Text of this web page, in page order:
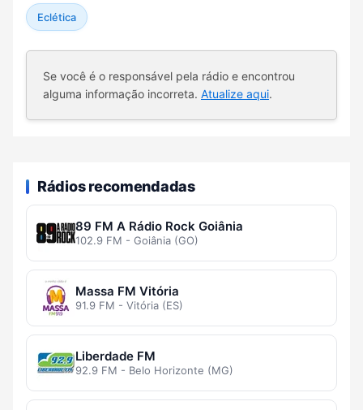
Eclética
Se você é o responsável pela rádio e encontrou
alguma informação incorreta. Atualize aqui.
Rádios recomendadas
89 FM A Rádio Rock Goiânia
102.9 FM - Goiânia (GO)
Massa FM Vitória
91.9 FM - Vitória (ES)
Liberdade FM
92.9 FM - Belo Horizonte (MG)